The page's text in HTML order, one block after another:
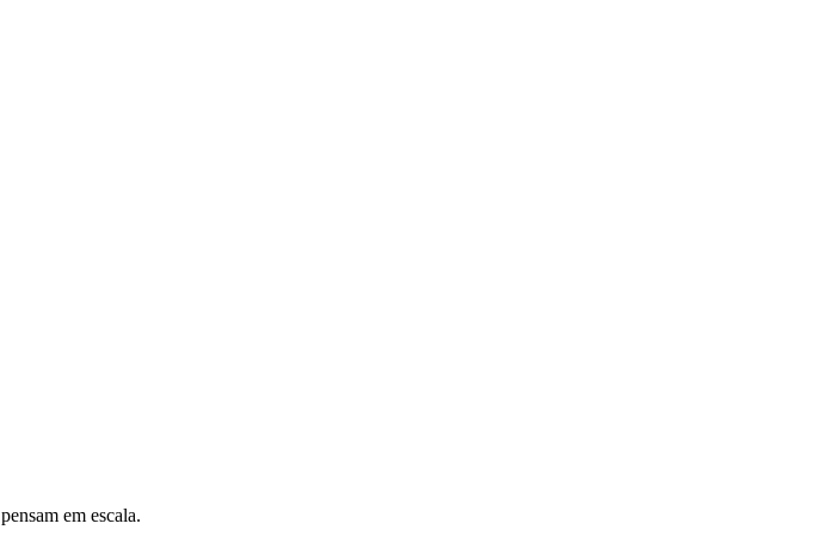
em escala.